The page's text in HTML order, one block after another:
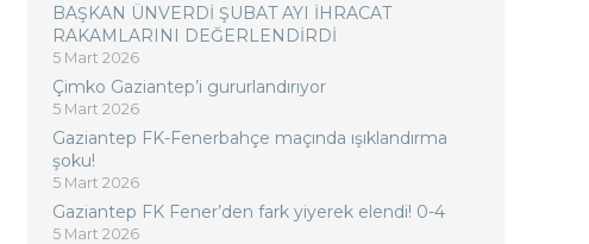
BAŞKAN ÜNVERDİ ŞUBAT AYI İHRACAT
RAKAMLARINI DEĞERLENDİRDİ
5 Mart 2026
Çimko Gaziantep’i gururlandırıyor
5 Mart 2026
Gaziantep FK-Fenerbahçe maçında ışıklandırma
şoku!
5 Mart 2026
Gaziantep FK Fener’den fark yiyerek elendi! 0-4
5 Mart 2026